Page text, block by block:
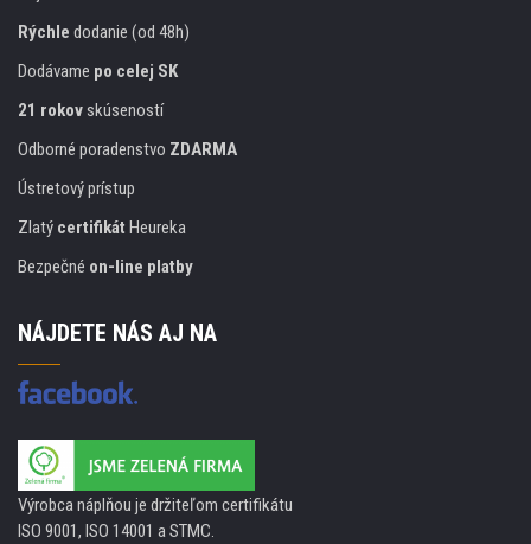
Rýchle dodanie (od 48h)
Dodávame po celej SK
21 rokovskúseností
Odborné poradenstvo ZDARMA
Ústretový prístup
Zlatý certifikát Heureka
Bezpečné on-line platby
NÁJDETE NÁS AJ NA
Výrobca náplňou je držiteľom certifikátu
ISO 9001, ISO 14001 a STMC.